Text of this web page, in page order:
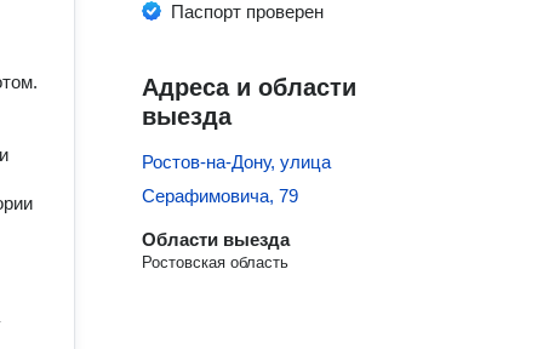
Паспорт проверен
Адреса и области
выезда
Ростов-на-Дону, улица
Серафимовича, 79
Области выезда
Ростовская область